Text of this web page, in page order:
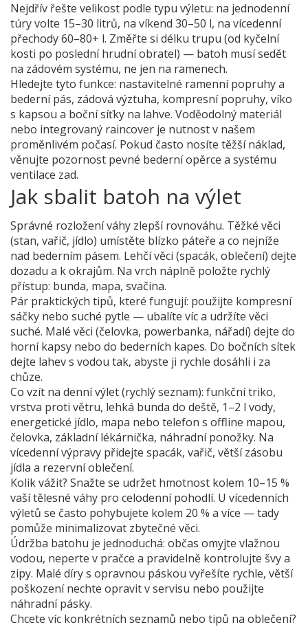
Nejdřív řešte velikost podle typu výletu: na jednodenní
túry volte 15–30 litrů, na víkend 30–50 l, na vícedenní
přechody 60–80+ l. Změřte si délku trupu (od kyčelní
kosti po poslední hrudní obratel) — batoh musí sedět
na zádovém systému, ne jen na ramenech.
Hledejte tyto funkce: nastavitelné ramenní popruhy a
bederní pás, zádová výztuha, kompresní popruhy, víko
s kapsou a boční síťky na lahve. Voděodolný materiál
nebo integrovaný raincover je nutnost v našem
proměnlivém počasí. Pokud často nosíte těžší náklad,
věnujte pozornost pevné bederní opěrce a systému
ventilace zad.
Jak sbalit batoh na výlet
Správné rozložení váhy zlepší rovnováhu. Těžké věci
(stan, vařič, jídlo) umístěte blízko páteře a co nejníže
nad bederním pásem. Lehčí věci (spacák, oblečení) dejte
dozadu a k okrajům. Na vrch náplně položte rychlý
přístup: bunda, mapa, svačina.
Pár praktických tipů, které fungují: použijte kompresní
sáčky nebo suché pytle — ubalíte víc a udržíte věci
suché. Malé věci (čelovka, powerbanka, nářadí) dejte do
horní kapsy nebo do bederních kapes. Do bočních sítek
dejte lahev s vodou tak, abyste ji rychle dosáhli i za
chůze.
Co vzít na denní výlet (rychlý seznam): funkční triko,
vrstva proti větru, lehká bunda do deště, 1–2 l vody,
energetické jídlo, mapa nebo telefon s offline mapou,
čelovka, základní lékárnička, náhradní ponožky. Na
vícedenní výpravy přidejte spacák, vařič, větší zásobu
jídla a rezervní oblečení.
Kolik vážit? Snažte se udržet hmotnost kolem 10–15 %
vaší tělesné váhy pro celodenní pohodlí. U vícedenních
výletů se často pohybujete kolem 20 % a více — tady
pomůže minimalizovat zbytečné věci.
Údržba batohu je jednoduchá: občas omyjte vlažnou
vodou, neperte v pračce a pravidelně kontrolujte švy a
zipy. Malé díry s opravnou páskou vyřešíte rychle, větší
poškození nechte opravit v servisu nebo použijte
náhradní pásky.
Chcete víc konkrétních seznamů nebo tipů na oblečení?